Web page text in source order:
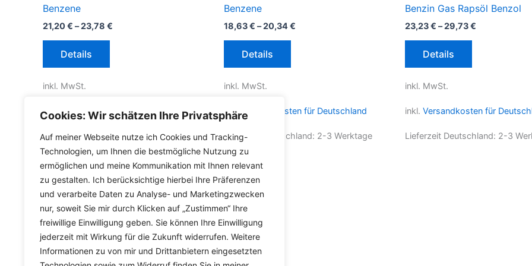
Cookies: Wir schätzen Ihre Privatsphäre
Auf meiner Webseite nutze ich Cookies und Tracking-
Technologien, um Ihnen die bestmögliche Nutzung zu
ermöglichen und meine Kommunikation mit Ihnen relevant
zu gestalten. Ich berücksichtige hierbei Ihre Präferenzen
und verarbeite Daten zu Analyse- und Marketingzwecken
nur, soweit Sie mir durch Klicken auf „Zustimmen“ Ihre
freiwillige Einwilligung geben. Sie können Ihre Einwilligung
jederzeit mit Wirkung für die Zukunft widerrufen. Weitere
Informationen zu von mir und Drittanbietern eingesetzten
Benzene
21,20€ –23,78 €
Details
Dieses
auf.
Die
Optionen
können
auf
der
Produktseite
gewählt
werden
inkl. MwSt.
inkl. Versandkosten für Deutschland
Lieferzeit Deutschland:2-3 Werktage
Benzene
18,63€ –20,34€
Details
Dieses
Die
inkl. MwSt.
inkl. Versandkosten für Deutschland
Lieferzeit Deutschland: 2-3 Werktage
Benzin Gas Rapsöl Benzol
23,23€ –29,73€
Details
Dieses
Die
inkl. MwSt.
inkl. Versandkosten für
Lieferzeit Deutschland: 2-3